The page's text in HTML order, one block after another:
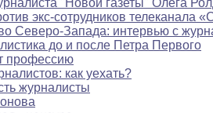
"Новой газеты" Олега
экс-сотрудников телеканала
Северо-Запада: интервью с
до и после Петра Первого
профессию
как уехать?
журналисты